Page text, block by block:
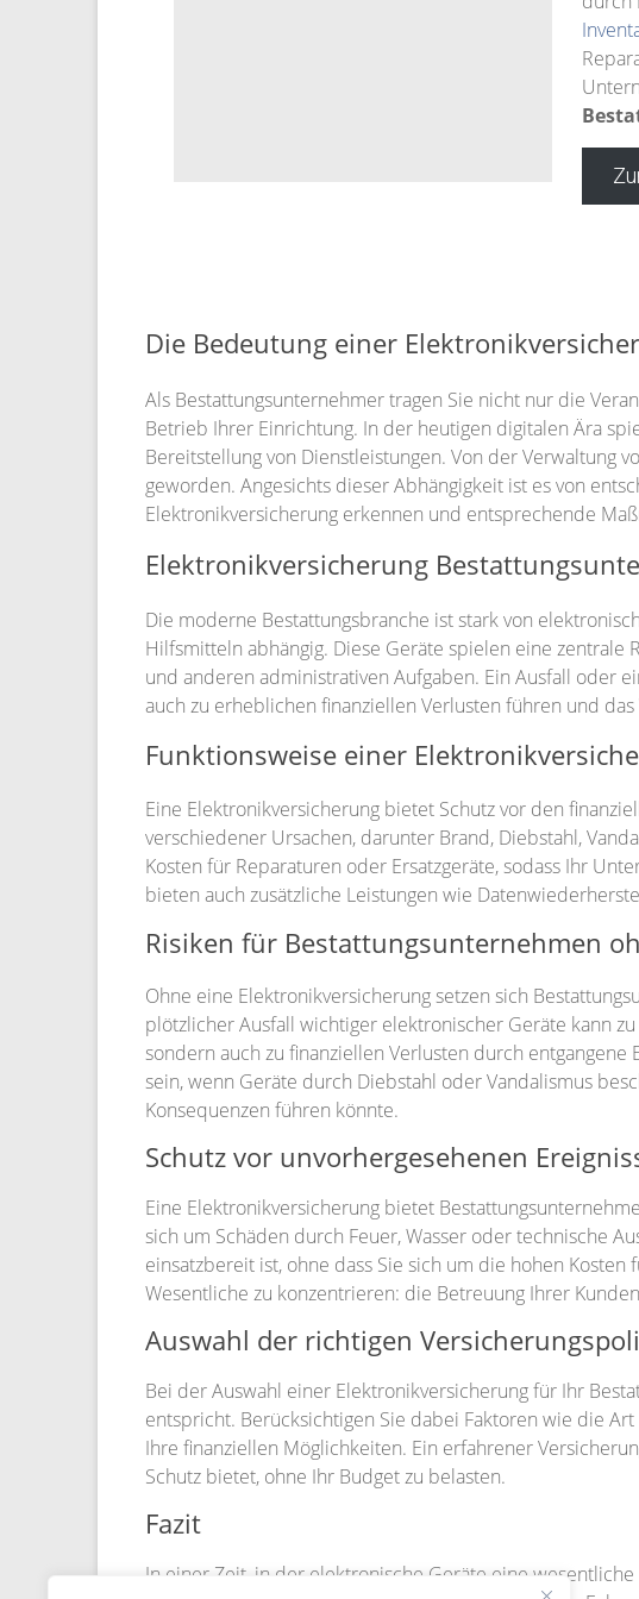
Die Bedeutung einer
Als Bestattungsunternehmer tragen Sie nicht nur die
Betrieb Ihrer Einrichtung. In der heutigen digitalen Ära
Bereitstellung von Dienstleistungen. Von der Verwaltung
geworden. Angesichts dieser Abhängigkeit ist es von
Elektronikversicherung erkennen und entsprechende
Elektronikversicherung
Die moderne Bestattungsbranche ist stark von
Hilfsmitteln abhängig. Diese Geräte spielen eine
und anderen administrativen Aufgaben. Ein Ausfall oder
auch zu erheblichen finanziellen Verlusten führen und
Funktionsweise einer
Eine Elektronikversicherung bietet Schutz vor den
verschiedener Ursachen, darunter Brand, Diebstahl,
Kosten für Reparaturen oder Ersatzgeräte, sodass Ihr
bieten auch zusätzliche Leistungen wie
Risiken für Bestattungsunternehmen
Ohne eine Elektronikversicherung setzen sich
plötzlicher Ausfall wichtiger elektronischer Geräte kann
sondern auch zu finanziellen Verlusten durch
sein, wenn Geräte durch Diebstahl oder Vandalismus
Konsequenzen führen könnte.
Schutz vor unvorhergesehenen
Eine Elektronikversicherung bietet
sich um Schäden durch Feuer, Wasser oder technische
einsatzbereit ist, ohne dass Sie sich um die hohen
Wesentliche zu konzentrieren: die Betreuung Ihrer
Auswahl der richtigen
Bei der Auswahl einer Elektronikversicherung für Ihr
entspricht. Berücksichtigen Sie dabei Faktoren wie die
Ihre finanziellen Möglichkeiten. Ein erfahrener
Schutz bietet, ohne Ihr Budget zu belasten.
Fazit
In einer Zeit, in der elektronische Geräte eine